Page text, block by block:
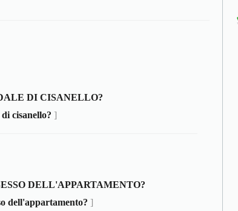
DI CISANELLO?
cisanello? ]
DELL'APPARTAMENTO?
dell'appartamento? ]